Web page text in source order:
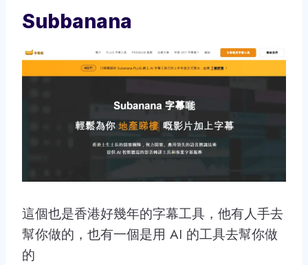
Subbanana
這個也是香港好幾年的字幕工具，他有人手去
幫你做的，也有一個是用 AI 的工具去幫你做
的